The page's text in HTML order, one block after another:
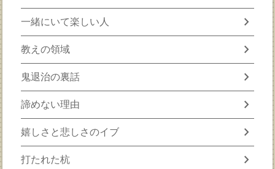
一緒にいて楽しい人 chevron_right
教えの領域 chevron_right
鬼退治の裏話 chevron_right
諦めない理由 chevron_right
嬉しさと悲しさのイブ chevron_right
打たれた杭 chevron_right